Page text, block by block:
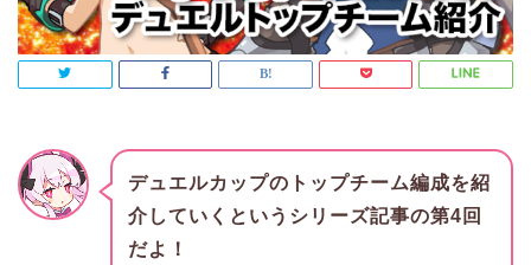
デュエルカップのトップチーム編成を紹
介していくというシリーズ記事の第4回
だよ！